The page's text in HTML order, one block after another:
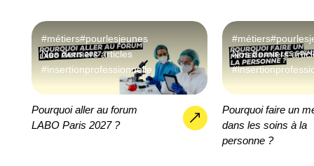
#métiers#pourlesjeunes
Nos derniers articles
#insertionprofessionnelle
Pourquoi aller au forum
LABO Paris 2027 ?
#métiers
Nos derniers
Pourquoi faire un
dans les soins à la
personne ?